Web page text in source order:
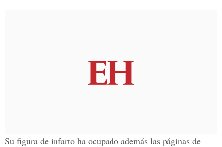
Su figura de infarto ha ocupado además las páginas de